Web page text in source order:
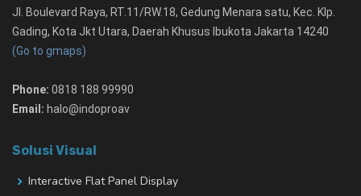
Jl. Boulevard Raya, RT.11/RW.18, Gedung Menara satu, Kec. Klp.
Gading, Kota Jkt Utara, Daerah Khusus Ibukota Jakarta 14240
(Go to gmaps)
Phone: 0818 188 99990
Email: halo@indoproav
Solusi Visual
Interactive Flat Panel Display